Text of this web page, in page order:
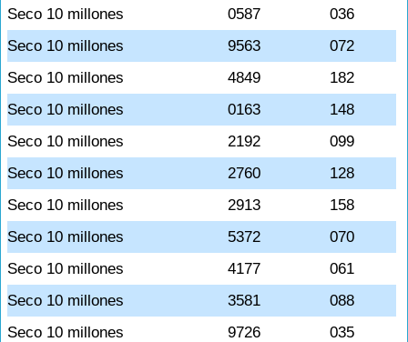
Seco 10 millones
0587
036
Seco 10 millones
9563
072
Seco 10 millones
4849
182
Seco 10 millones
0163
148
Seco 10 millones
2192
099
Seco 10 millones
2760
128
Seco 10 millones
2913
158
Seco 10 millones
5372
070
Seco 10 millones
4177
061
Seco 10 millones
3581
088
Seco 10 millones
9726
035